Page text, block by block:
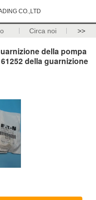
CO.,LTD
Circa noi >>
della pompa
della guarnizione